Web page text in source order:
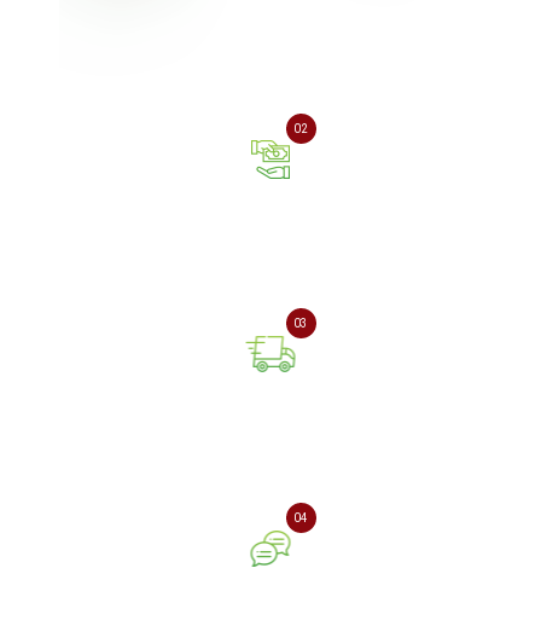
02
03
04